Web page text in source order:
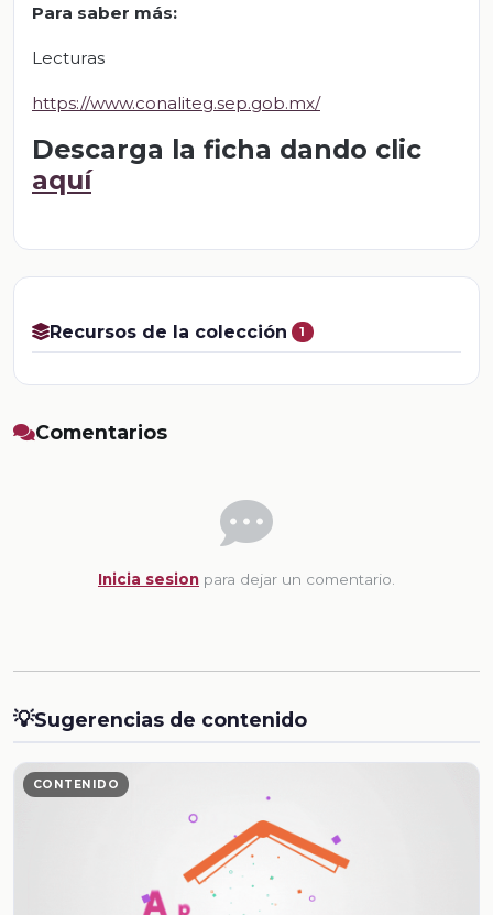
Para saber más:
Lecturas
https://www.conaliteg.sep.gob.mx/
Descarga la ficha dando clic
aquí
Recursos de la colección 1
Comentarios
Inicia sesion para dejar un comentario.
💡Sugerencias de contenido
CONTENIDO